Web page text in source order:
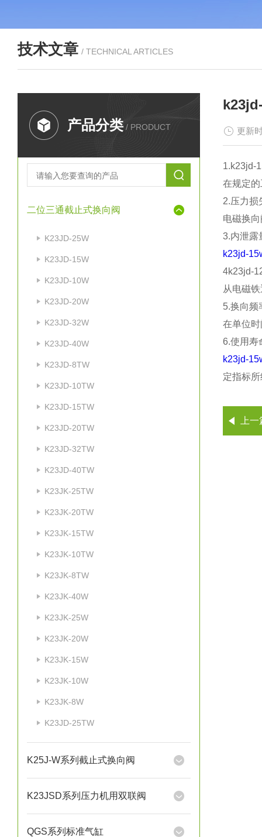
技术文章 / TECHNICAL ARTICLES
产品分类 / PRODUCT
二位三通截止式换向阀
K23JD-25W
K23JD-15W
K23JD-10W
K23JD-20W
K23JD-32W
K23JD-40W
K23JD-8TW
K23JD-10TW
K23JD-15TW
K23JD-20TW
K23JD-32TW
K23JD-40TW
K23JK-25TW
K23JK-20TW
K23JK-15TW
K23JK-10TW
K23JK-8TW
K23JK-40W
K23JK-25W
K23JK-20W
K23JK-15W
K23JK-10W
K23JK-8W
K23JD-25TW
K25J-W系列截止式换向阀
K23JSD系列压力机用双联阀
QGS系列标准气缸
更新
1.k23jd-
在规定
2.压
电磁换
3.内
k23jd-
4k23jd-
从电磁
5.换
在单位
6.使
k23jd-
定指标
上